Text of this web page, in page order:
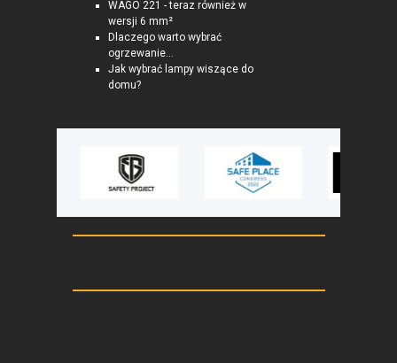
WAGO 221 - teraz również w
wersji 6 mm²
Dlaczego warto wybrać
ogrzewanie...
Jak wybrać lampy wiszące do
domu?